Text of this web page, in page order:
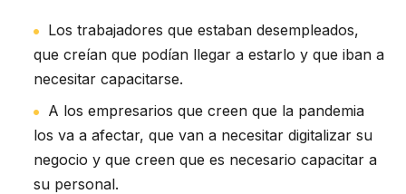
Los trabajadores que estaban desempleados,
que creían que podían llegar a estarlo y que iban a
necesitar capacitarse.
A los empresarios que creen que la pandemia
los va a afectar, que van a necesitar digitalizar su
negocio y que creen que es necesario capacitar a
su personal.